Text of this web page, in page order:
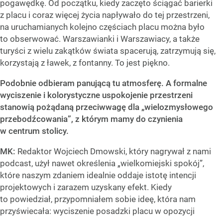
pogawędkę. Od początku, kiedy zaczęto ściągać barierki
z placu i coraz więcej życia napływało do tej przestrzeni,
na uruchamianych kolejno częściach placu można było
to obserwować. Warszawianki i Warszawiacy, a także
turyści z wielu zakątków świata spacerują, zatrzymują się,
korzystają z ławek, z fontanny. To jest piękno.
Podobnie odbieram panującą tu atmosferę. A formalne
wyciszenie i kolorystyczne uspokojenie przestrzeni
stanowią pożądaną przeciwwagę dla „wielozmysłowego
przebodźcowania”, z którym mamy do czynienia
w centrum stolicy.
MK: Redaktor Wojciech Dmowski, który nagrywał z nami
podcast, użył nawet określenia „wielkomiejski spokój”,
które naszym zdaniem idealnie oddaje istotę intencji
projektowych i zarazem uzyskany efekt. Kiedy
to powiedział, przypomniałem sobie ideę, która nam
przyświecała: wyciszenie posadzki placu w opozycji